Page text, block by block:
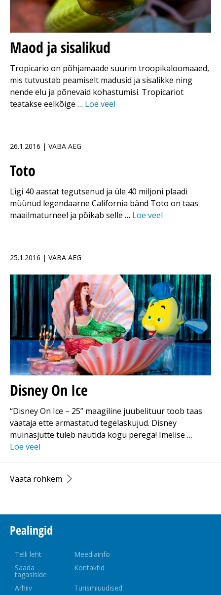
Maod ja sisalikud
Tropicario on põhjamaade suurim troopikaloomaaed,
mis tutvustab peamiselt madusid ja sisalikke ning
nende elu ja põnevaid kohastumisi. Tropicariot
teatakse eelkõige … Loe veel
26.1.2016 | VABA AEG
Toto
Ligi 40 aastat tegutsenud ja üle 40 miljoni plaadi
müünud legendaarne California bänd Toto on taas
maailmaturneel ja põikab selle … Loe veel
25.1.2016 | VABA AEG
Disney On Ice
“Disney On Ice – 25” maagiline juubelituur toob taas
vaataja ette armastatud tegelaskujud. Disney
muinasjutte tuleb nautida kogu perega! Imelise …
Loe veel
Vaata rohkem
Pealingid
Telli leht
Meediainfo
Saada
tagasiside
Kontaktid
Arhiiv Turismiuudised